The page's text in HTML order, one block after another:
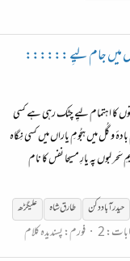
میں جام لیِے ::::::
کا اہتمام لیِے چٹک رہی ہے کسی
و گُل میں ہجُومِ یاراں میں کسی نِگاہ
پہ یارِ مسیحا نفس کا نام
حیدرآباد دکن طارق شاہ
علیگڑھ
2 فورم:پسندیدہ کلام